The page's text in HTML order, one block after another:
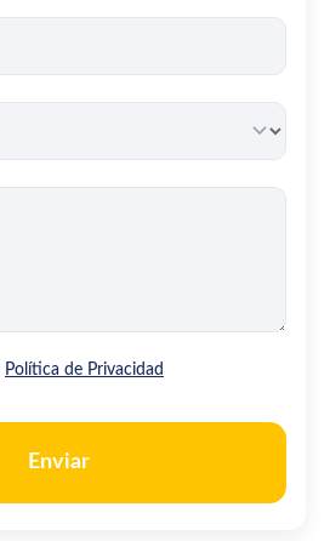
Política de Privacidad
Enviar